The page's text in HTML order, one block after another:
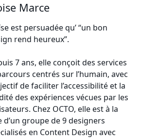
Marce
est persuadée qu’ “un bon
rend heureux”.
7 ans, elle conçoit des services
centrés sur l’humain, avec
de faciliter l’accessibilité et la
des expériences vécues par les
Chez OCTO, elle est à la
d’un groupe de 9 designers
en Content Design avec